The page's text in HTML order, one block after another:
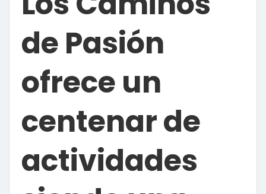
de Pasión
ofrece un
centenar de
actividades